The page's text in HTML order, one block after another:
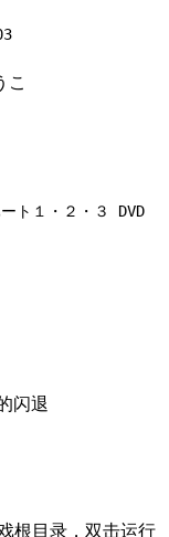
こ
ト１・２・３ DVD
闪退
根目录，双击运行